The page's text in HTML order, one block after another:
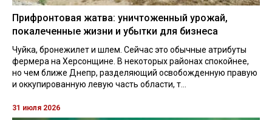
Прифронтовая жатва: уничтоженный урожай,
покалеченные жизни и убытки для бизнеса
Чуйка, бронежилет и шлем. Сейчас это обычные атрибуты
фермера на Херсонщине. В некоторых районах спокойнее,
но чем ближе Днепр, разделяющий освобожденную правую
и оккупированную левую часть области, т...
31 июля 2026